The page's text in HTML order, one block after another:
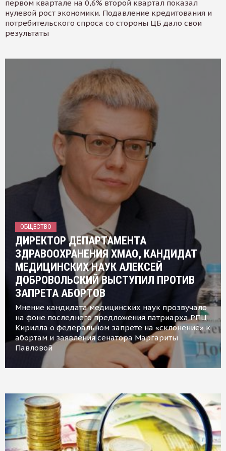
первом квартале на 0,6% второй квартал показал
нулевой рост экономики. Подавление кредитования и
потребительского спроса со стороны ЦБ дало свои
результаты
ОБЩЕСТВО
ДИРЕКТОР ДЕПАРТАМЕНТА
ЗДРАВООХРАНЕНИЯ ХМАО, КАНДИДАТ
МЕДИЦИНСКИХ НАУК АЛЕКСЕЙ
ДОБРОВОЛЬСКИЙ ВЫСТУПИЛ ПРОТИВ
ЗАПРЕТА АБОРТОВ
Мнение кандидата медицинских наук прозвучало
на фоне последнего предложения патриарха РПЦ
Кирилла о федеральном запрете на «склонение» к
абортам и заявления сенатора Маргариты
Павловой